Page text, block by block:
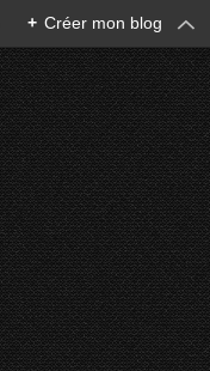
+ Créer mon blog